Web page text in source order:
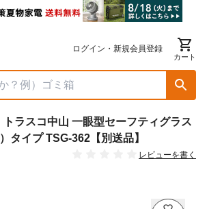
ログイン・新規会員登録
カート
トラスコ中山 一眼型セーフティグラス
タイプ TSG-362【別送品】
レビューを書く